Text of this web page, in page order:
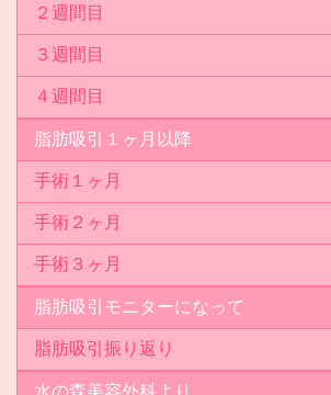
２週間目
３週間目
４週間目
脂肪吸引１ヶ月以降
手術１ヶ月
手術２ヶ月
手術３ヶ月
脂肪吸引モニターになって
脂肪吸引振り返り
水の森美容外科より